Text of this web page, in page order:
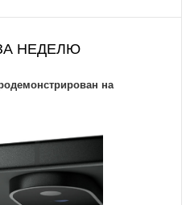
НЕДЕЛЮ
на